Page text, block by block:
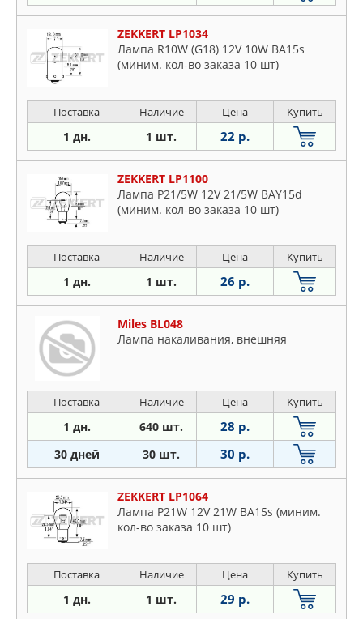
ZEKKERT LP1034
Лампа R10W (G18) 12V 10W BA15s
(миним. кол-во заказа 10 шт)
Поставка Наличие Цена Купить
1 дн. 1 шт. 22 р.
ZEKKERT LP1100
Лампа P21/5W 12V 21/5W BAY15d
(миним. кол-во заказа 10 шт)
Поставка Наличие Цена Купить
1 дн. 1 шт. 26 р.
Miles BL048
Лампа накаливания, внешняя
Поставка Наличие Цена Купить
1 дн. 640 шт. 28 р.
30 дней 30 шт. 30 р.
ZEKKERT LP1064
Лампа P21W 12V 21W BA15s (миним.
кол-во заказа 10 шт)
Поставка Наличие Цена Купить
1 дн. 1 шт. 29 р.